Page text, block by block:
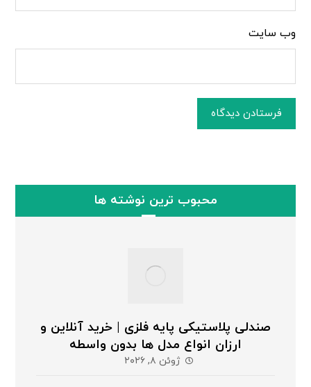
وب‌ سایت
فرستادن دیدگاه
محبوب ترین نوشته ها
صندلی پلاستیکی پایه فلزی | خرید آنلاین و
ارزان انواع مدل ها بدون واسطه
ژوئن ۸, ۲۰۲۶